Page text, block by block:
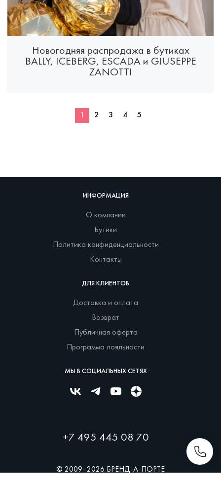
Новогодняя распродажа в бутиках
BALLY, ICEBERG, ESCADA и GIUSEPPE
ZANOTTI
1 2 3 4 5
ИНФОРМАЦИЯ
О компании
Бутики
Политика конфиденциальности
Контакты
ДЛЯ КЛИЕНТОВ
Доставка и оплата
Возврат
Публичная оферта
Программа лояльности
МЫ В СОЦИАЛЬНЫХ СЕТЯХ
+7 495 445 08 70
© 2009–2026 БРЕНД-А-ПОРТЕ